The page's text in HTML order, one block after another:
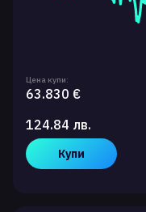
Цена купи:
63.830 €
124.84 лв.
Купи